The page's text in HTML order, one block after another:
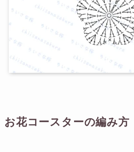
お花コースターの編み方